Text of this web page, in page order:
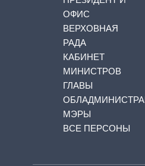
ОФИС
ВЕРХОВНАЯ
РАДА
КАБИНЕТ
МИНИСТРОВ
ГЛАВЫ
МЭРЫ
ВСЕ ПЕРСОНЫ